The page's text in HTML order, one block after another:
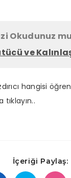
Okudunuz
ve
hangisi
İçeriği Paylaş: